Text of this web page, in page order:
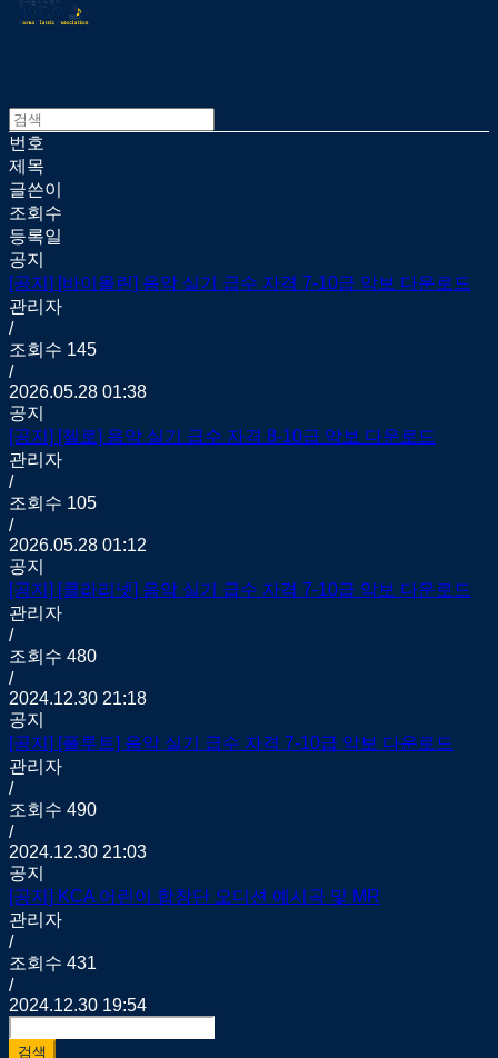
번호
제목
글쓴이
조회수
등록일
공지
[공지] [바이올린] 음악 실기 급수 자격 7-10급 악보 다운로드
관리자
/
조회수 145
/
2026.05.28 01:38
공지
[공지] [첼로] 음악 실기 급수 자격 8-10급 악보 다운로드
관리자
/
조회수 105
/
2026.05.28 01:12
공지
[공지] [클라리넷] 음악 실기 급수 자격 7-10급 악보 다운로드
관리자
/
조회수 480
/
2024.12.30 21:18
공지
[공지] [플루트] 음악 실기 급수 자격 7-10급 악보 다운로드
관리자
/
조회수 490
/
2024.12.30 21:03
공지
[공지] KCA 어린이 합창단 오디션 예시곡 및 MR
관리자
/
조회수 431
/
2024.12.30 19:54
검색